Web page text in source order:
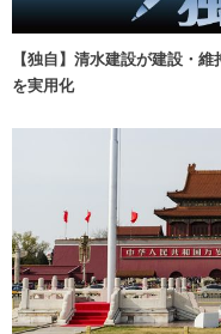
【独自】清水建設が建設・
を実用化